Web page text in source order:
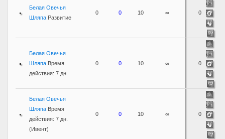
Белая Овечья
Шляпа Развитие
0 0 10 ∞ 0
Белая Овечья
Шляпа Время
действия: 7 дн.
0 0 10 ∞ 0
Белая Овечья
Шляпа Время
действия: 7 дн.
(Ивент)
0 0 10 ∞ 0